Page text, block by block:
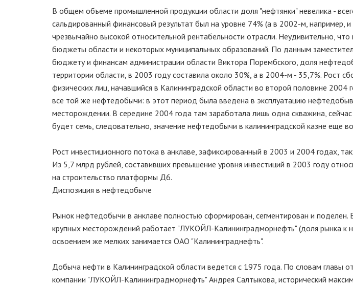
В общем объеме промышленной продукции области доля "нефтянки" невелика -
сальдированный финансовый результат был на уровне 74% (а в 2002-м, например, и
чрезвычайно высокой относительной рентабельности отрасли. Неудивительно,
бюджеты области и некоторых муниципальных образований. По данным
бюджету и финансам администрации области Виктора Порембского, доля
территории области, в 2003 году составила около 30%, а в 2004-м - 35,7%. Рост
физических лиц, начавшийся в Калининградской области во второй половине 2004
все той же нефтедобычи: в этот период была введена в эксплуатацию
месторождении. В середине 2004 года там заработала лишь одна скважина,
будет семь, следовательно, значение нефтедобычи в калининградской казне еще
Рост инвестиционного потока в анклаве, зафиксированный в 2003 и 2004 годах,
Из 5,7 млрд рублей, составивших превышение уровня инвестиций в 2003 году
на строительство платформы Д6.
Диспозиция в нефтедобыче
Рынок нефтедобычи в анклаве полностью сформирован, сегментирован и поделен.
крупных месторождений работает "ЛУКОЙЛ-Калининградморнефть" (доля рынка к
освоением же мелких занимается ОАО "Калининграднефть".
Добыча нефти в Калининградской области ведется с 1975 года. По словам главы
компании "ЛУКОЙЛ-Калининградморнефть" Андрея Салтыкова, исторический